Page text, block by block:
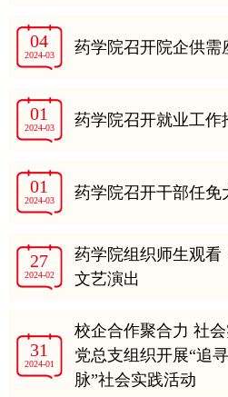
04
2024-03 药学院召开院企供需
01
2024-03 药学院召开就业工作
01
2024-03 药学院召开干部任免
27
2024-02
药学院组织师生观看
文艺演出
31
2024-01
校企合作聚合力 社
党总支组织开展“追
脉”社会实践活动